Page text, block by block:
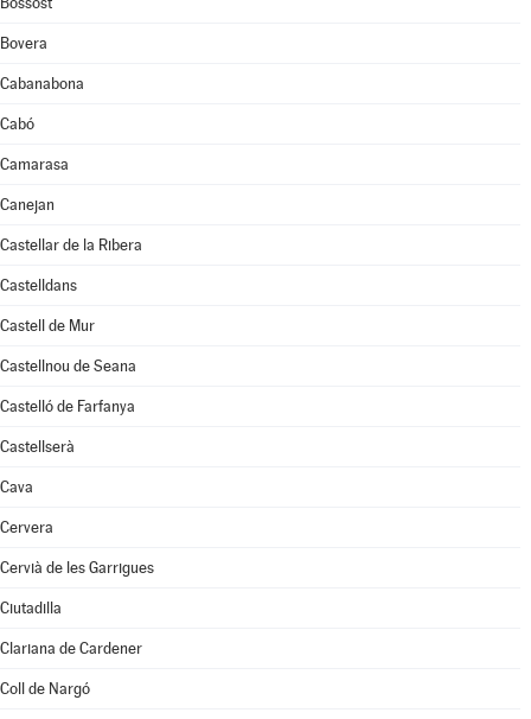
Bovera
Cabanabona
Cabó
Camarasa
Canejan
Castellar de la Ribera
Castelldans
Castell de Mur
Castellnou de Seana
Castelló de Farfanya
Castellserà
Cava
Cervera
Cervià de les Garrigues
Ciutadilla
Clariana de Cardener
Coll de Nargó